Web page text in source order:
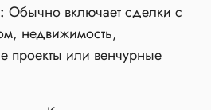
Обычно включает сделки с
недвижимость,
проекты или венчурные